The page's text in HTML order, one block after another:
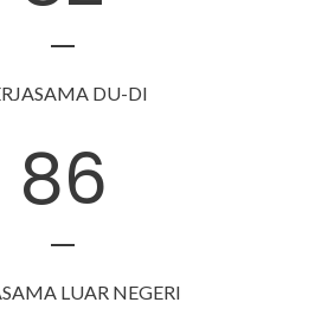
DU-DI
86
LUAR NEGERI